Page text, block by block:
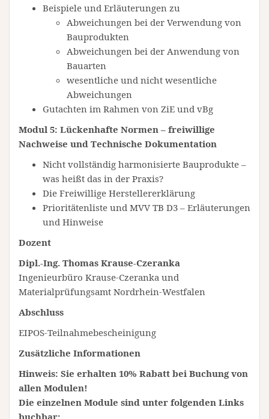
Beispiele und Erläuterungen zu
Abweichungen bei der Verwendung von
Bauprodukten
Abweichungen bei der Anwendung von
Bauarten
wesentliche und nicht wesentliche
Abweichungen
Gutachten im Rahmen von ZiE und vBg
Modul 5: Lückenhafte Normen – freiwillige
Nachweise und Technische Dokumentation
Nicht vollständig harmonisierte Bauprodukte –
was heißt das in der Praxis?
Die Freiwillige Herstellererklärung
Prioritätenliste und MVV TB D3 – Erläuterungen
und Hinweise
Dozent
Dipl.-Ing. Thomas Krause-Czeranka
Ingenieurbüro Krause-Czeranka und
Materialprüfungsamt Nordrhein-Westfalen
Abschluss
EIPOS-Teilnahmebescheinigung
Zusätzliche Informationen
Hinweis: Sie erhalten 10% Rabatt bei Buchung von
allen Modulen!
Die einzelnen Module sind unter folgenden Links
buchbar: